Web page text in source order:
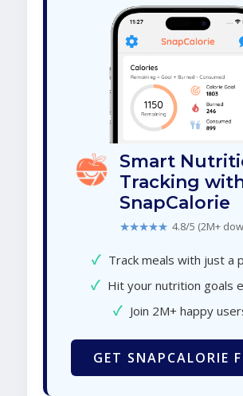
Smart
Tracking
SnapCalorie
★★★★★ 4.8/5 (2M+
✓ Track meals with just a
✓ Hit your nutrition goals
✓ Join 2M+ happy
GET SNAPCALORIE